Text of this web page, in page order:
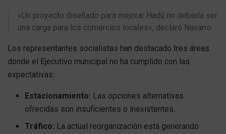
«Un proyecto diseñado para mejorar Hadú no debería ser
una carga para los comercios locales», declaró Navarro.
Los representantes socialistas han destacado tres áreas
donde el Ejecutivo municipal no ha cumplido con las
expectativas:
Estacionamiento: Las opciones alternativas
ofrecidas son insuficientes o inexistentes.
Tráfico: La actual reorganización está generando